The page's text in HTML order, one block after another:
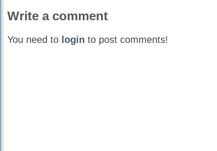
Write a comment
You need to login to post comments!